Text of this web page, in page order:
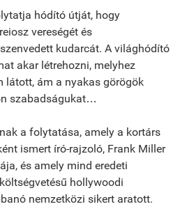
hódító útját, hogy
vereségét és
kudarcát. A világhódító
akar létrehozni, melyhez
látott, ám a nyakas görögök
szabadságukat…
a folytatása, amely a kortárs
ismert író-rajzoló, Frank Miller
és amely mind eredeti
hollywoodi
nemzetközi sikert aratott.